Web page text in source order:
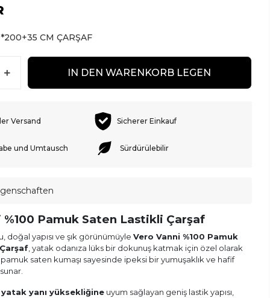
CM ÇARŞAF
IN DEN WARENKORB LEGEN
Versand Sicherer Einkauf
und Umtausch Sürdürülebilir
%100 Pamuk Saten Lastikli Çarşaf
doğal yapısı ve şık görünümüyle Vero Vanni %100 Pamuk
, yatak odanıza lüks bir dokunuş katmak için özel olarak
pamuk saten kumaşı sayesinde ipeksi bir yumuşaklık ve hafif
yanı yüksekliğineuyum sağlayan geniş lastik yapısı,